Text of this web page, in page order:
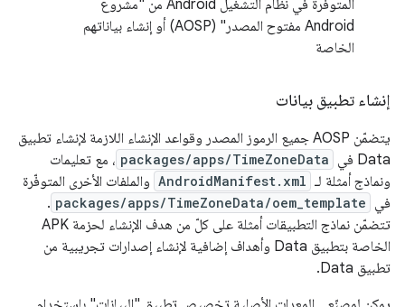
المتوفّرة في نظام التشغيل Android من "مشروع
Android مفتوح المصدر" (AOSP) أو إنشاء بياناتهم
الخاصة
إنشاء تطبيق بيانات
يتضمّن AOSP جميع الرموز المصدر وقواعد الإنشاء اللازمة لإنشاء تطبيق
Data في
packages/apps/TimeZoneData ، مع تعليمات
ونماذج أمثلة لـ AndroidManifest.xml والملفات الأخرى المتوفّرة
في packages/apps/TimeZoneData/oem_template
.
تتضمّن نماذج التطبيقات أمثلة على كلّ من هدف الإنشاء لحزمة APK
الخاصة بتطبيق Data وأهداف إضافية لإنشاء إصدارات تجريبية من
تطبيق Data.